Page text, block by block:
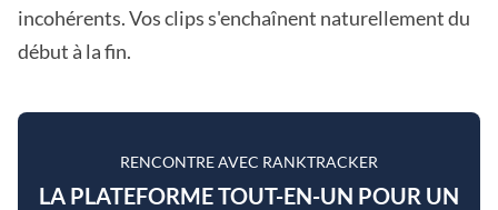
incohérents. Vos clips s'enchaînent naturellement du
début à la fin.
RENCONTRE AVEC RANKTRACKER
LA PLATEFORME TOUT-EN-UN POUR UN